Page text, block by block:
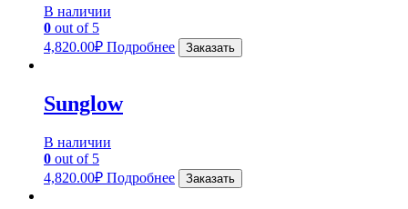
В наличии
0 out of 5
4,820.00₽ Подробнее Заказать
Sunglow
В наличии
0 out of 5
4,820.00₽ Подробнее Заказать